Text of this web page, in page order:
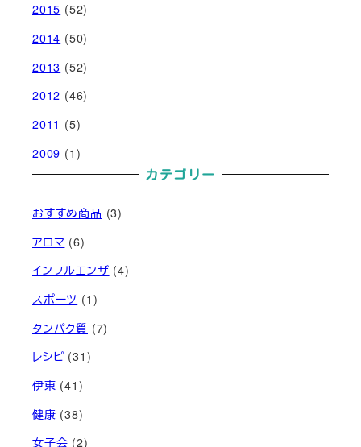
2015 (52)
2014 (50)
2013 (52)
2012 (46)
2011 (5)
2009 (1)
カテゴリー
おすすめ商品 (3)
アロマ (6)
インフルエンザ (4)
スポーツ (1)
タンパク質 (7)
レシピ(31)
伊東 (41)
健康 (38)
女子会 (2)